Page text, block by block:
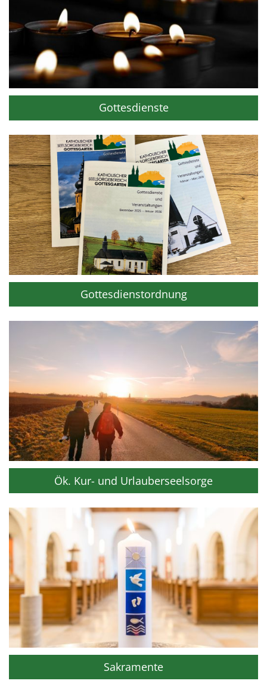
Gottesdienste
Gottesdienstordnung
Ök. Kur- und Urlauberseelsorge
Sakramente